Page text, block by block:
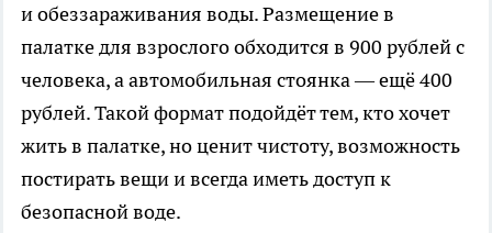
и обеззараживания воды. Размещение в
палатке для взрослого обходится в 900 рублей с
человека, а автомобильная стоянка — ещё 400
рублей. Такой формат подойдёт тем, кто хочет
жить в палатке, но ценит чистоту, возможность
постирать вещи и всегда иметь доступ к
безопасной воде.